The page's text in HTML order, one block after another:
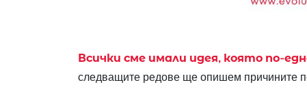
Всички сме имали идея, която по-
следващите редове ще опишем причините